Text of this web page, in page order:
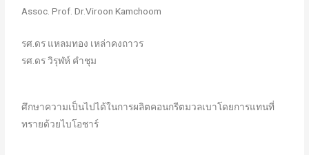
Assoc. Prof. Dr.Viroon Kamchoom
รศ.ดร แหลมทอง เหล่าคงถาวร
รศ.ดร วิรุฬห์ คำชุม
ศึกษาความเป็นไปได้ในการผลิตคอนกรีตมวลเบาโดยการแทนที่
ทรายด้วยไบโอชาร์